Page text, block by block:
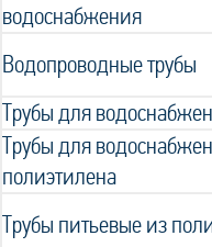
водоснабжения
Водопроводные трубы
Трубы для
Трубы для
полиэтилена
Трубы питьевые из